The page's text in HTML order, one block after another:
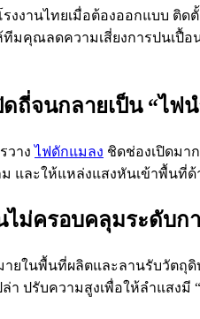
งานไทยเมื่อต้องออกแบบ ติด
มคุณลดความเสี่ยงการปนเปื้
ถี่จนกลายเป็น “ไฟ
วางไฟดักแมลง ชิดช่องเปิดมา
และให้แหล่งแสงหันเข้าพื้นที่
ไม่ครอบคลุมระดับก
ในพื้นที่ผลิตและลานรับวัตถุดิ
ปรับความสูงเพื่อให้ลำแสงมี